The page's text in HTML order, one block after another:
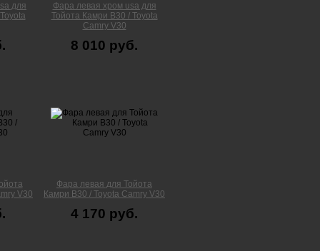
для
Фара левая хром usa для
Тойота Камри В30 / Toyota
Camry V30
8 010 руб.
V30
Фара левая для Тойота
Камри В30 / Toyota Camry V30
4 170 руб.